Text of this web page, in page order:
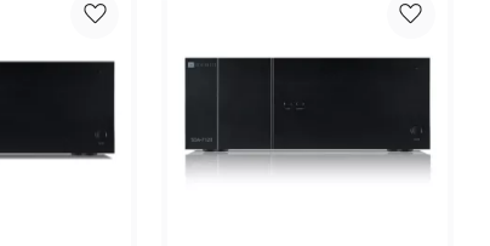
Lägg till i favoriter
Lägg till